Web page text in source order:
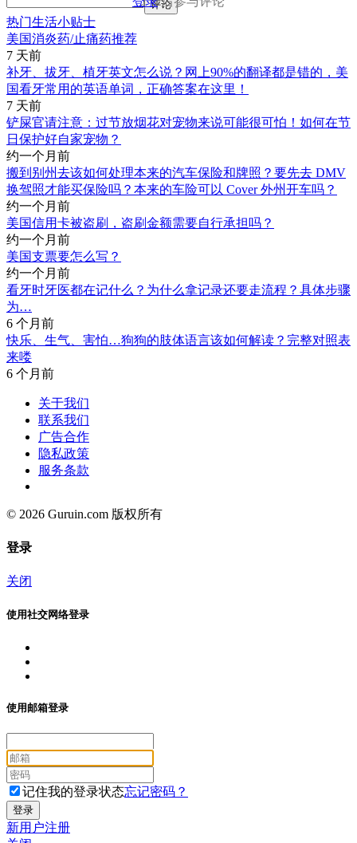
评论
热门生活小贴士
美国消炎药/止痛药推荐
7 天前
补牙、拔牙、植牙英文怎么说？网上90%的翻译都是错的，美
国看牙常用的英语单词，正确答案在这里！
7 天前
铲屎官请注意：过节放烟花对宠物来说可能很可怕！如何在节
日保护好自家宠物？
约一个月前
搬到别州去该如何处理本来的汽车保险和牌照？要先去 DMV
换驾照才能买保险吗？本来的车险可以 Cover 外州开车吗？
约一个月前
美国信用卡被盗刷，盗刷金额需要自行承担吗？
约一个月前
美国支票要怎么写？
约一个月前
看牙时牙医都在记什么？为什么拿记录还要走流程？具体步骤
为…
6 个月前
快乐、生气、害怕…狗狗的肢体语言该如何解读？完整对照表
来喽
6 个月前
关于我们
联系我们
广告合作
隐私政策
服务条款
© 2026 Guruin.com 版权所有
登录
关闭
使用社交网络登录
使用邮箱登录
记住我的登录状态忘记密码？
新用户注册